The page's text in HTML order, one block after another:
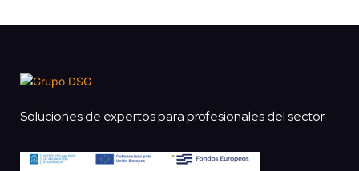
Soluciones de expertos para profesionales del sector.